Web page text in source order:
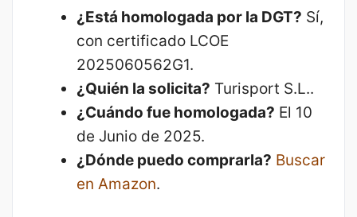
¿Está homologada por la DGT? Sí,
con certificado LCOE
2025060562G1.
¿Quién la solicita? Turisport S.L..
¿Cuándo fue homologada? El 10
de Junio de 2025.
¿Dónde puedo comprarla? Buscar
en Amazon.